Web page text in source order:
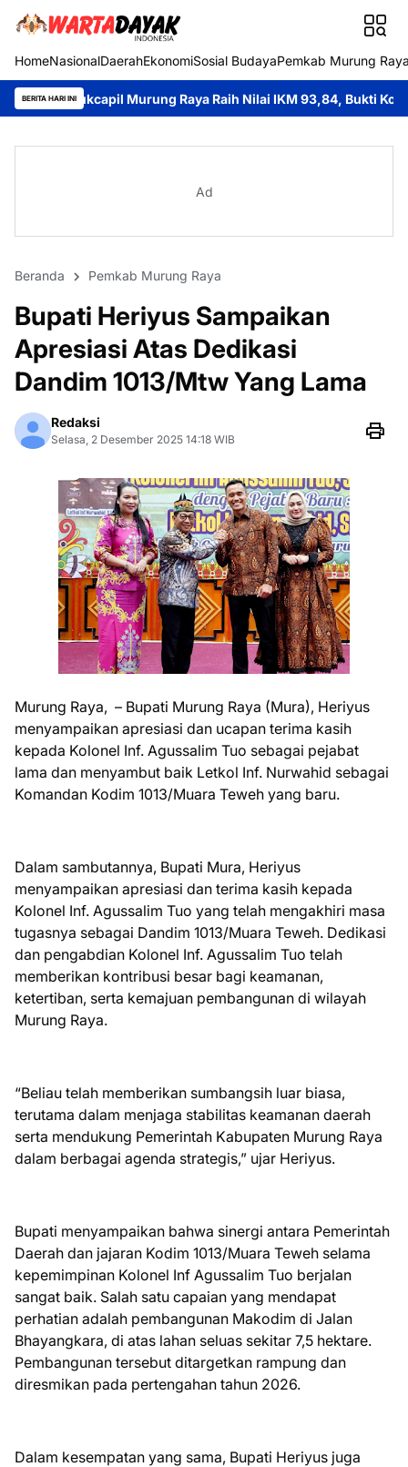
HomeNasionalDaerahEkonomiSosial BudayaPemkab Murung
BERITA HARI INI
Murung Raya Raih Nilai IKM 93,84, Bukti Komitmen Hadirkan
Ad
Beranda Pemkab Murung Raya
Bupati Heriyus Sampaikan
Apresiasi Atas Dedikasi
Dandim 1013/Mtw Yang Lama
Redaksi
Selasa, 2 Desember 2025 14:18 WIB
Murung Raya, – Bupati Murung Raya (Mura), Heriyus
menyampaikan apresiasi dan ucapan terima kasih
kepada Kolonel Inf. Agussalim Tuo sebagai pejabat
lama dan menyambut baik Letkol Inf. Nurwahid sebagai
Komandan Kodim 1013/Muara Teweh yang baru.
Dalam sambutannya, Bupati Mura, Heriyus
menyampaikan apresiasi dan terima kasih kepada
Kolonel Inf. Agussalim Tuo yang telah mengakhiri masa
tugasnya sebagai Dandim 1013/Muara Teweh. Dedikasi
dan pengabdian Kolonel Inf. Agussalim Tuo telah
memberikan kontribusi besar bagi keamanan,
ketertiban, serta kemajuan pembangunan di wilayah
Murung Raya.
“Beliau telah memberikan sumbangsih luar biasa,
terutama dalam menjaga stabilitas keamanan daerah
serta mendukung Pemerintah Kabupaten Murung Raya
dalam berbagai agenda strategis,” ujar Heriyus.
Bupati menyampaikan bahwa sinergi antara Pemerintah
Daerah dan jajaran Kodim 1013/Muara Teweh selama
kepemimpinan Kolonel Inf Agussalim Tuo berjalan
sangat baik. Salah satu capaian yang mendapat
perhatian adalah pembangunan Makodim di Jalan
Bhayangkara, di atas lahan seluas sekitar 7,5 hektare.
Pembangunan tersebut ditargetkan rampung dan
diresmikan pada pertengahan tahun 2026.
Dalam kesempatan yang sama, Bupati Heriyus juga